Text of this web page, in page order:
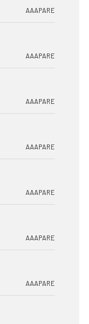
AAAPARE
AAAPARE
AAAPARE
AAAPARE
AAAPARE
AAAPARE
AAAPARE